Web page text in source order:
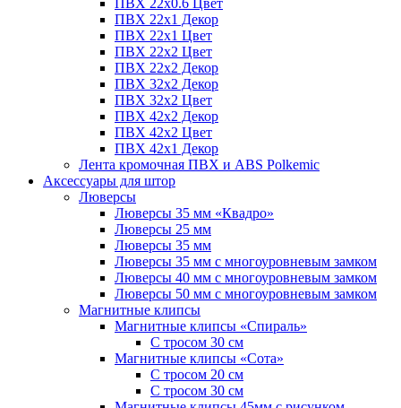
ПВХ 22x1 Декор
ПВХ 22x1 Цвет
ПВХ 22x2 Цвет
ПВХ 22x2 Декор
ПВХ 32x2 Декор
ПВХ 32x2 Цвет
ПВХ 42x2 Декор
ПВХ 42x2 Цвет
ПВХ 42x1 Декор
Лента кромочная ПВХ и ABS Polkemic
Аксессуары для штор
Люверсы
Люверсы 35 мм «Квадро»
Люверсы 25 мм
Люверсы 35 мм
Люверсы 35 мм с многоуровневым замком
Люверсы 40 мм с многоуровневым замком
Люверсы 50 мм с многоуровневым замком
Магнитные клипсы
Магнитные клипсы «Спираль»
С тросом 30 см
Магнитные клипсы «Сота»
С тросом 20 см
С тросом 30 см